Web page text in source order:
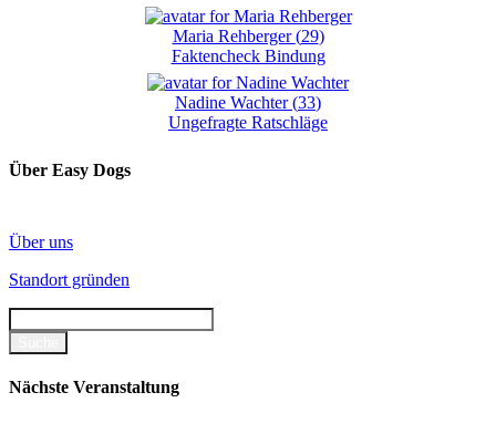
Maria Rehberger(29)
Faktencheck Bindung
Nadine Wachter(33)
Ungefragte Ratschläge
Über Easy Dogs
Über uns
Standort gründen
Nächste Veranstaltung